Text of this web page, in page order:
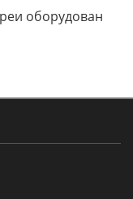
оборудован